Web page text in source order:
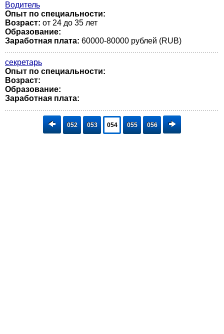
Водитель
Опыт по специальности:
Возраст: от 24 до 35 лет
Образование:
Заработная плата: 60000-80000 рублей (RUB)
секретарь
Опыт по специальности:
Возраст:
Образование:
Заработная плата:
052 053 054 055 056